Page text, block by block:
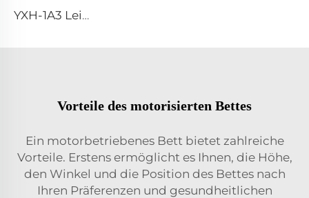
YXH-1A3 Leichtgewichtiger Faltbarer Notfalltrage für Patienten
Vorteile des motorisierten Bettes
Ein motorbetriebenes Bett bietet zahlreiche
Vorteile. Erstens ermöglicht es Ihnen, die Höhe,
den Winkel und die Position des Bettes nach
Ihren Präferenzen und gesundheitlichen